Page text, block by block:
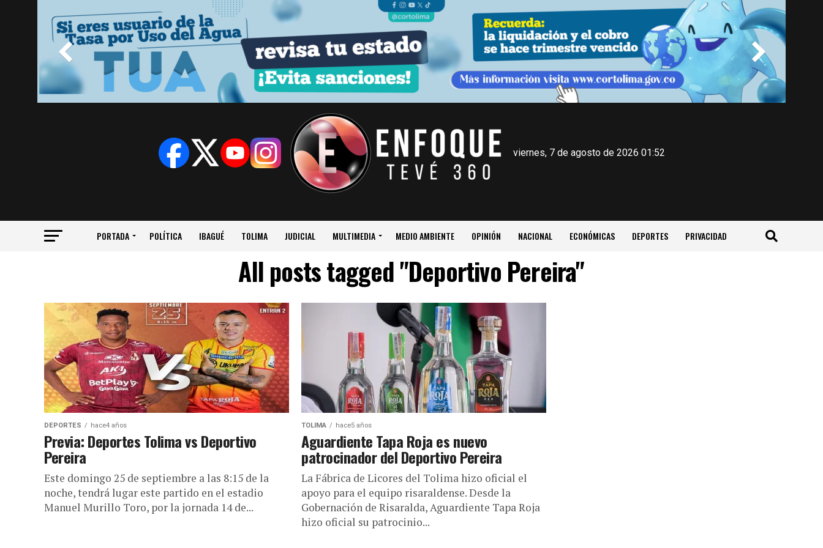
viernes, 7 de agosto de 2026 01:52
PORTADA POLÍTICA IBAGUÉ TOLIMA JUDICIAL MULTIMEDIA MEDIO AMBIENTE OPINIÓN NACIONAL ECONÓMICAS DEPORTES PRIVACIDAD
All posts tagged "Deportivo Pereira"
DEPORTES hace4 años
Previa: Deportes Tolima vs Deportivo
Pereira
Este domingo 25 de septiembre a las 8:15 de la
noche, tendrá lugar este partido en el estadio
Manuel Murillo Toro, por la jornada 14 de...
TOLIMA hace5 años
Aguardiente Tapa Roja es nuevo
patrocinador del Deportivo Pereira
La Fábrica de Licores del Tolima hizo oficial el
apoyo para el equipo risaraldense. Desde la
Gobernación de Risaralda, Aguardiente Tapa Roja
hizo oficial su patrocinio...